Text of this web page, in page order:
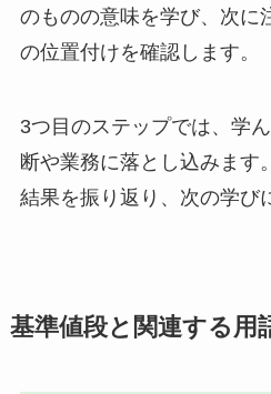
のものの意味を学び、次に
の位置付けを確認します。
3つ目のステップでは、学
断や業務に落とし込みます
結果を振り返り、次の学び
基準値段と関連する用